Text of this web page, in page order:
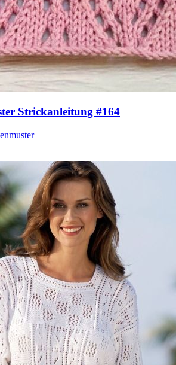
Strickanleitung #164